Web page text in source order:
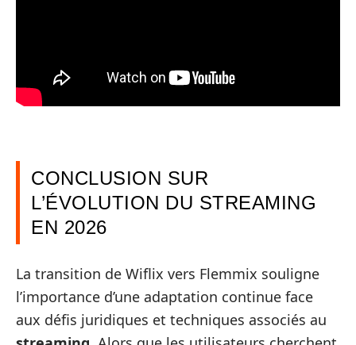
CONCLUSION SUR
L’ÉVOLUTION DU STREAMING
EN 2026
La transition de Wiflix vers Flemmix souligne
l’importance d’une adaptation continue face
aux défis juridiques et techniques associés au